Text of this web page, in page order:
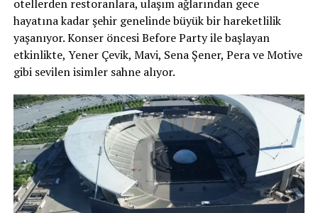
otellerden restoranlara, ulaşım ağlarından gece
hayatına kadar şehir genelinde büyük bir hareketlilik
yaşanıyor. Konser öncesi Before Party ile başlayan
etkinlikte, Yener Çevik, Mavi, Sena Şener, Pera ve Motive
gibi sevilen isimler sahne alıyor.